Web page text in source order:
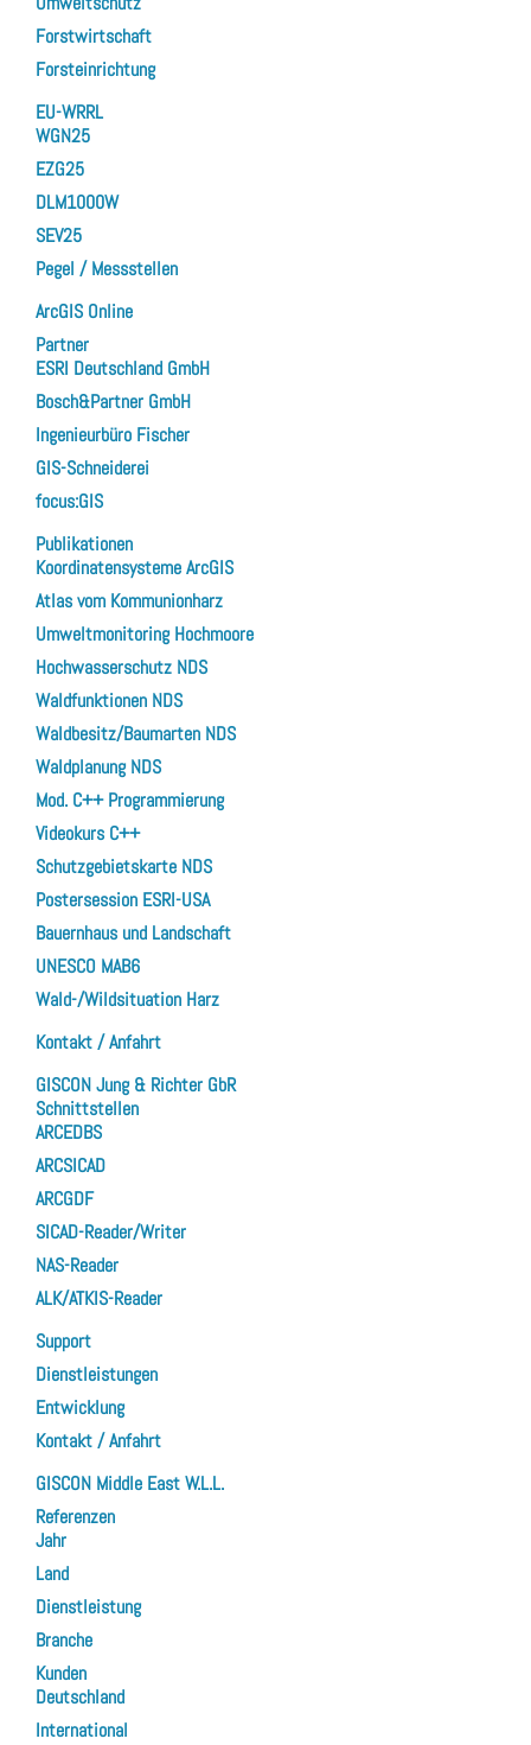
Forstwirtschaft
Forsteinrichtung
EU-WRRL
WGN25
EZG25
DLM1000W
SEV25
Pegel / Messstellen
ArcGIS Online
Partner
ESRI Deutschland GmbH
Bosch&Partner GmbH
Ingenieurbüro Fischer
GIS-Schneiderei
focus:GIS
Publikationen
Koordinatensysteme ArcGIS
Atlas vom Kommunionharz
Umweltmonitoring Hochmoore
Hochwasserschutz NDS
Waldfunktionen NDS
Waldbesitz/Baumarten NDS
Waldplanung NDS
Mod. C++ Programmierung
Videokurs C++
Schutzgebietskarte NDS
Postersession ESRI-USA
Bauernhaus und Landschaft
UNESCO MAB6
Wald-/Wildsituation Harz
Kontakt / Anfahrt
GISCON Jung & Richter GbR
Schnittstellen
ARCEDBS
ARCSICAD
ARCGDF
SICAD-Reader/Writer
NAS-Reader
ALK/ATKIS-Reader
Support
Dienstleistungen
Entwicklung
Kontakt / Anfahrt
GISCON Middle East W.L.L.
Referenzen
Jahr
Land
Dienstleistung
Branche
Kunden
Deutschland
International